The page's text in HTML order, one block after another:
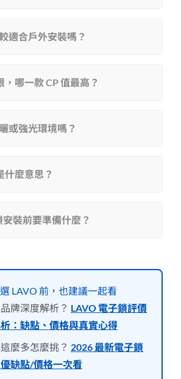
適合戶外安裝嗎？
哪一款 CP 值最高？
或強光環境嗎？
什麼意思？
安裝前要準備什麼？
LAVO 前，也建議一起看
牌深度解析？ LAVO 電子鎖評價
：缺點、價格與真實心得
麼多怎麼挑？ 2026 最新電子鎖
缺點/價格一次看